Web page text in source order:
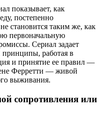
показывает, как
постепенно
становится таким же, как
первоначальную
Сериал задает
работая в
и принятие ее правил —
Ферретти — живой
выживания.
сопротивления или